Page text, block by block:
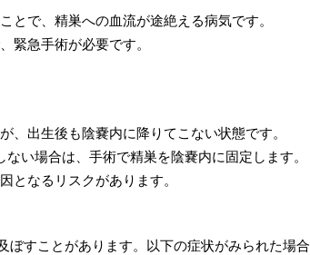
とで、精巣への血流が途絶える病気です。
緊急手術が必要です。
、出生後も陰嚢内に降りてこない状態です。
い場合は、手術で精巣を陰嚢内に固定します。
となるリスクがあります。
ぼすことがあります。以下の症状がみられた場合